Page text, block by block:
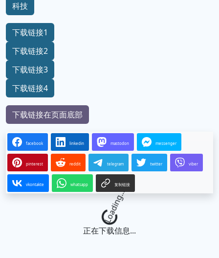
科技
下载链接1
下载链接2
下载链接3
下载链接4
下载链接在页面底部
facebook linkedin mastodon messenger
pinterest reddit telegram twitter viber
vkontakte whatsapp 复制链接
Loading...
正在下载信息...